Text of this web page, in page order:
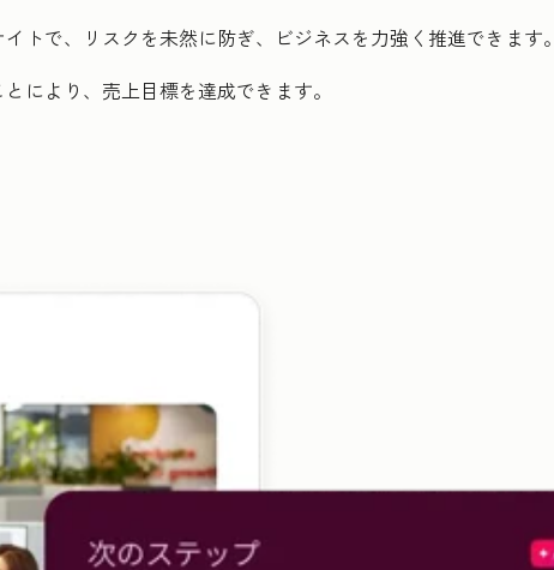
トで、リスクを未然に防ぎ、ビジネスを力強く推進できます。
により、売上目標を達成できます。